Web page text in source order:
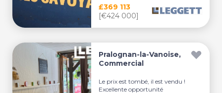
£369 113
[€424 000]
Pralognan-la-Vanoise,
Commercial
Le prix est tombé, il est vendu !
Excellente opportunité